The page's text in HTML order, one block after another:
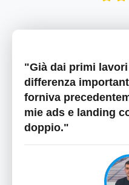
"Già dai primi
differenza
forniva
mie ads e landing
doppio."